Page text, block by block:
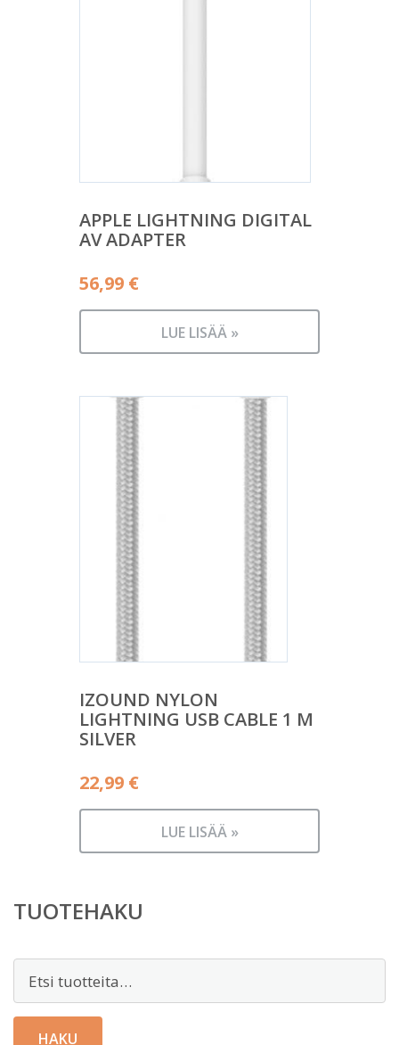
APPLE LIGHTNING DIGITAL
AV ADAPTER
56,99 €
LUE LISÄÄ »
IZOUND NYLON
LIGHTNING USB CABLE 1 M
SILVER
22,99 €
LUE LISÄÄ »
TUOTEHAKU
HAKU